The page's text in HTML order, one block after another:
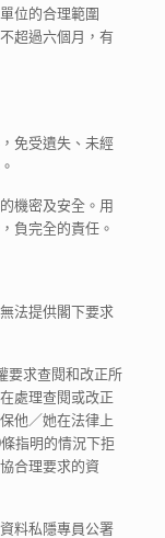
位的合理範圍
超過六個月，有
免受遺失、未經
機密及安全。用
負完全的責任。
法提供閣下要求
要求查閱和改正所
處理查閱或改正
他／她在法律上
指明的情況下拒
合理要求的資
料私隱專員公署